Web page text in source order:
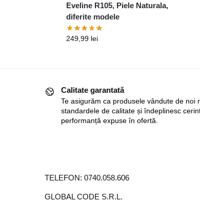
Eveline R105, Piele Naturala,
diferite modele
249,99 lei
Calitate garantată
Te asigurăm ca produsele vândute de noi
standardele de calitate și îndeplinesc
performanță expuse în ofertă.
TELEFON: 0740.058.606
GLOBAL CODE S.R.L.